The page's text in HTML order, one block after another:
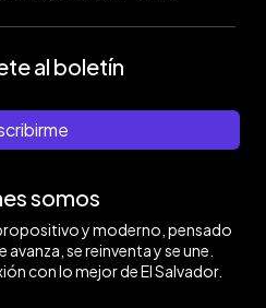
al boletín
somos
y moderno, pensado
avanza, se reinventa y se une.
con lo mejor de El Salvador.